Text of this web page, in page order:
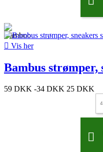
 Vis her
Bambus strømper,
59 DKK -34 DKK 25 DKK
